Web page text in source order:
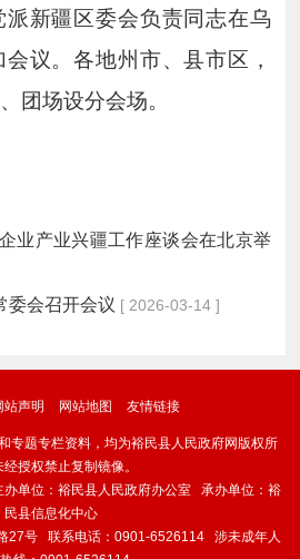
新疆区委会负责同志在乌
议。各地州市、县市区，
团场设分会场。
业产业兴疆工作座谈会在北京举
委会召开会议 [ 2026-03-14 ]
站声明 网站地图 友情链接
专题专栏资料，均为裕民县人民政府网版权所
授权禁止复制镜像。
单位：裕民县人民政府办公室 承办单位：裕
民县信息化中心
27号 联系电话：0901-6526114 涉未成年人